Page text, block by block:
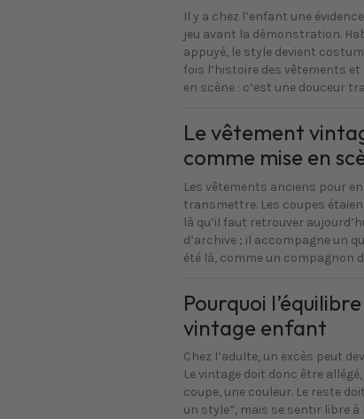
Il y a chez l’enfant une
jeu avant la démonstration.
appuyé, le style devient
fois l’histoire des vêtements
en scène : c’est une douceur
Le vêtement
comme mise en
Les vêtements anciens pour
transmettre. Les coupes
là qu’il faut retrouver
d’archive ; il accompagne un
été là, comme un compagnon
Pourquoi
vintage enfant
Chez l’adulte, un excès peut
Le vintage doit donc être
coupe, une couleur. Le reste
un style”, mais se sentir libre à